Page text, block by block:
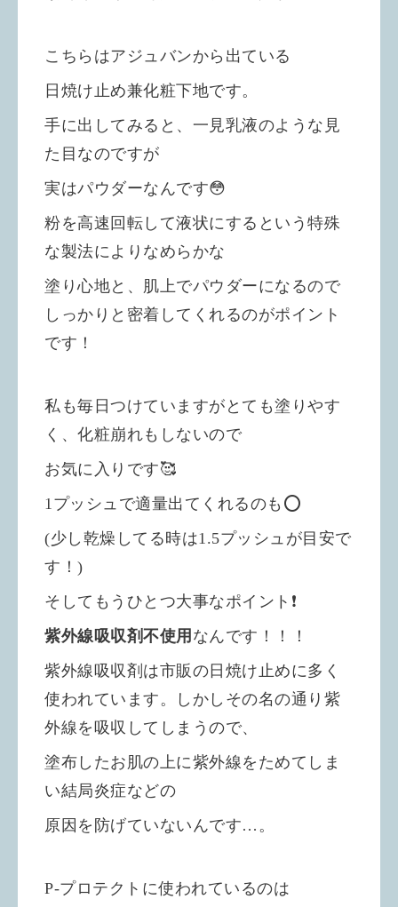
こちらはアジュバンから出ている
日焼け止め兼化粧下地です。
手に出してみると、一見乳液のような見
た目なのですが
実はパウダーなんです😳
粉を高速回転して液状にするという特殊
な製法により なめらかな
塗り心地と、肌上でパウダーになるので
しっかりと密着してくれるのがポイント
です！
私も毎日つけていますがとても塗りやす
く、化粧崩れもしないので
お気に入りです🥰
1プッシュで適量出てくれるのも⭕️
(少し乾燥してる時は1.5プッシュが目安で
す！)
そしてもうひとつ大事なポイント❗️
紫外線吸収剤不使用 なんです！！！
紫外線吸収剤は市販の日焼け止めに多く
使われています。しかしその名の通り紫
外線を吸収してしまうので、
塗布したお肌の上に紫外線をためてしま
い結局炎症などの
原因を防げていないんです…。
P-プロテクトに使われているのは